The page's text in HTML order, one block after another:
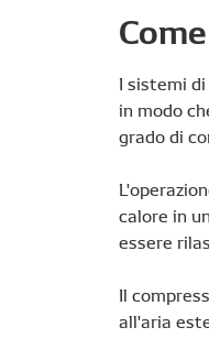
I sistemi
in modo
grado di
calore in
essere
Il
all'aria